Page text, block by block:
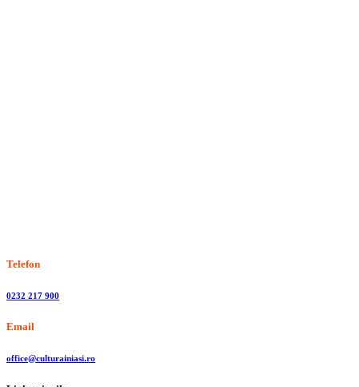
Telefon
0232 217 900
Email
office@culturainiasi.ro